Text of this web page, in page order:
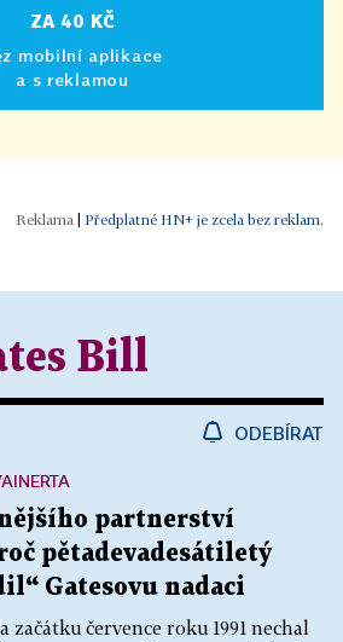
ZA 40 KČ
mobilní aplikace
a s reklamou
Předplatné HN+ je zcela bez reklam.
Bill
ODEBÍRAT
partnerství
pětadevadesátiletý
Gatesovu nadaci
začátku července roku 1991 nechal